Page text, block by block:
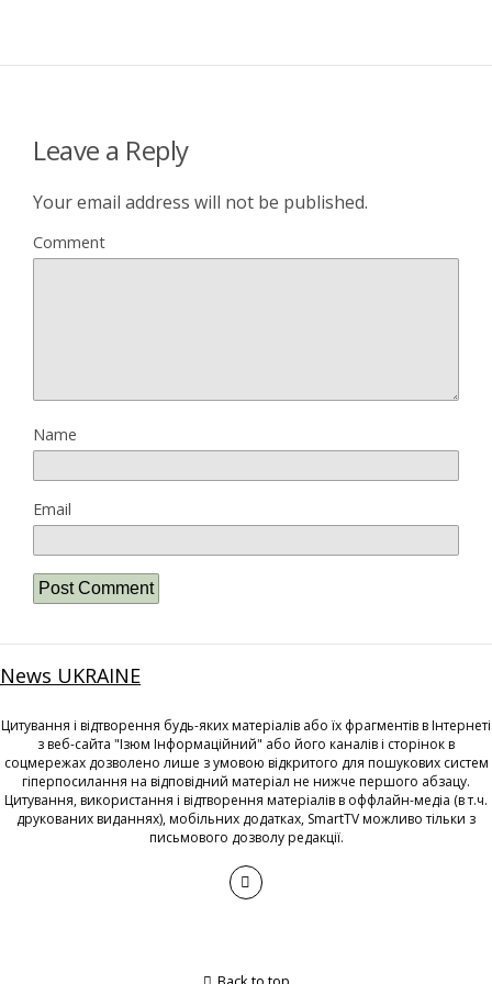
Leave a Reply
Your email address will not be published.
Comment
Name
Email
News UKRAINE
Цитування і відтворення будь-яких матеріалів або їх фрагментів в Інтернеті
з веб-сайта "Ізюм Інформаційний" або його каналів і сторінок в
соцмережах дозволено лише з умовою відкритого для пошукових систем
гіперпосилання на відповідний матеріал не нижче першого абзацу.
Цитування, використання і відтворення матеріалів в оффлайн-медіа (в т.ч.
друкованих виданнях), мобільних додатках, SmartTV можливо тільки з
письмового дозволу редакції.